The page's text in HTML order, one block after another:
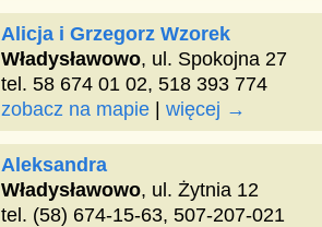
Alicja i Grzegorz Wzorek
Władysławowo, ul. Spokojna 27
tel. 58 674 01 02, 518 393 774
zobacz na mapie| więcej →
Aleksandra
Władysławowo, ul. Żytnia 12
tel. (58) 674-15-63, 507-207-021